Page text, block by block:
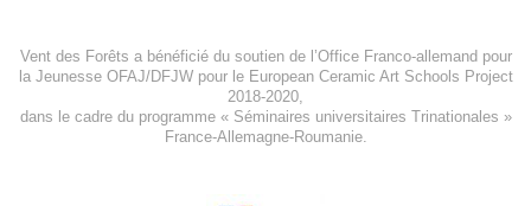
Vent des Forêts a bénéficié du soutien de l’Office Franco-allemand pour
la Jeunesse OFAJ/DFJWpour leEuropean Ceramic Art Schools Project
2018-2020,
dans le cadre du programme « Séminaires universitaires Trinationales »
France-Allemagne-Roumanie.